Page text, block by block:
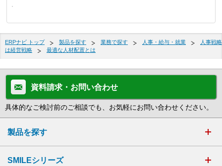
ERPナビ トップ 製品を探す 業務で探す 人事・給与・就業
人事戦略
は経営戦略
最適な人材配置とは
資料請求・お問い合わせ
具体的なご検討前のご相談でも、お気軽にお問い合わせください。
製品を探す
SMILEシリーズ